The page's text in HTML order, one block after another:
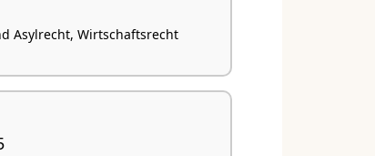
Asylrecht, Wirtschaftsrecht